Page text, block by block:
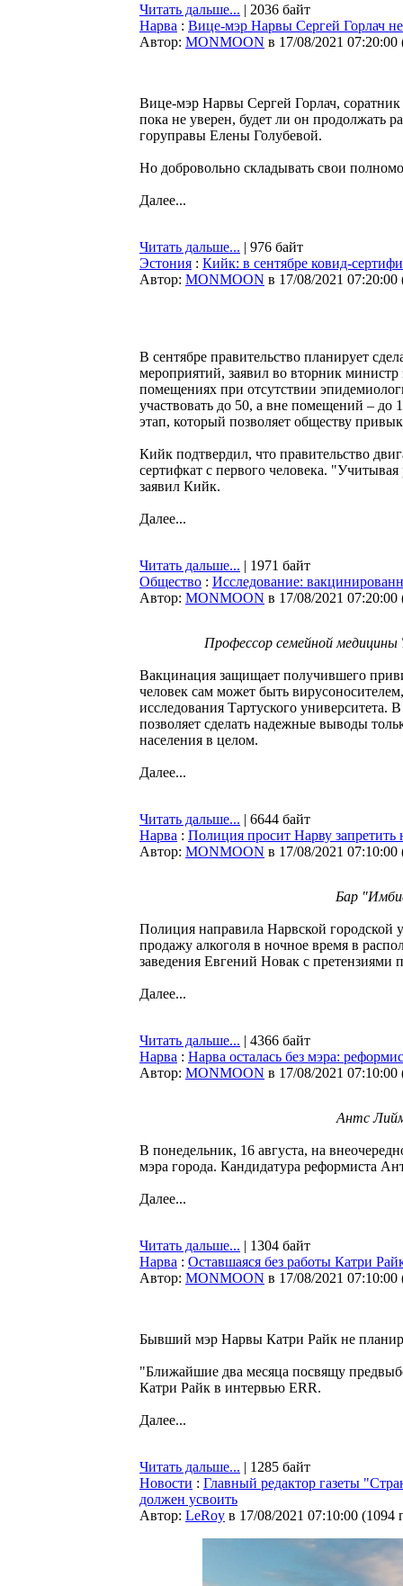
Читать дальше... | 2036 байт
Нарва : Вице-мэр Нарвы Сергей Горлач не
Автор: MONMOON в 17/08/2021 07:20:00
Вице-мэр Нарвы Сергей Горлач,
пока не уверен, будет ли он продолжать
горуправы Елены Голубевой.
Но добровольно складывать свои
Далее...
Читать дальше... | 976 байт
Эстония : Кийк: в сентябре ковид-
Автор: MONMOON в 17/08/2021 07:20:00
В сентябре правительство планирует
мероприятий, заявил во вторник
помещениях при отсутствии
участвовать до 50, а вне помещений –
этап, который позволяет обществу
Кийк подтвердил, что правительство
сертифкат с первого человека.
заявил Кийк.
Далее...
Читать дальше... | 1971 байт
Общество : Исследование:
Автор: MONMOON в 17/08/2021 07:20:00
Профессор семейной
Вакцинация защищает получившего
человек сам может быть
исследования Тартуского университета.
позволяет сделать надежные выводы
населения в целом.
Далее...
Читать дальше... | 6644 байт
Нарва : Полиция просит Нарву
Автор: MONMOON в 17/08/2021 07:10:00
Бар
Полиция направила Нарвской городской
продажу алкоголя в ночное время в
заведения Евгений Новак с претензиями
Далее...
Читать дальше... | 4366 байт
Нарва : Нарва осталась без мэра:
Автор: MONMOON в 17/08/2021 07:10:00
Антс
В понедельник, 16 августа, на
мэра города. Кандидатура реформиста
Далее...
Читать дальше... | 1304 байт
Нарва : Оставшаяся без работы Катри
Автор: MONMOON в 17/08/2021 07:10:00
Бывший мэр Нарвы Катри Райк не
"Ближайшие два месяца посвящу
Катри Райк в интервью ERR.
Далее...
Читать дальше... | 1285 байт
Новости : Главный редактор газеты
должен усвоить
Автор: LeRoy в 17/08/2021 07:10:00 (1094